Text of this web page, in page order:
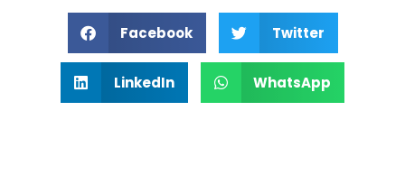
Facebook Twitter
LinkedIn WhatsApp